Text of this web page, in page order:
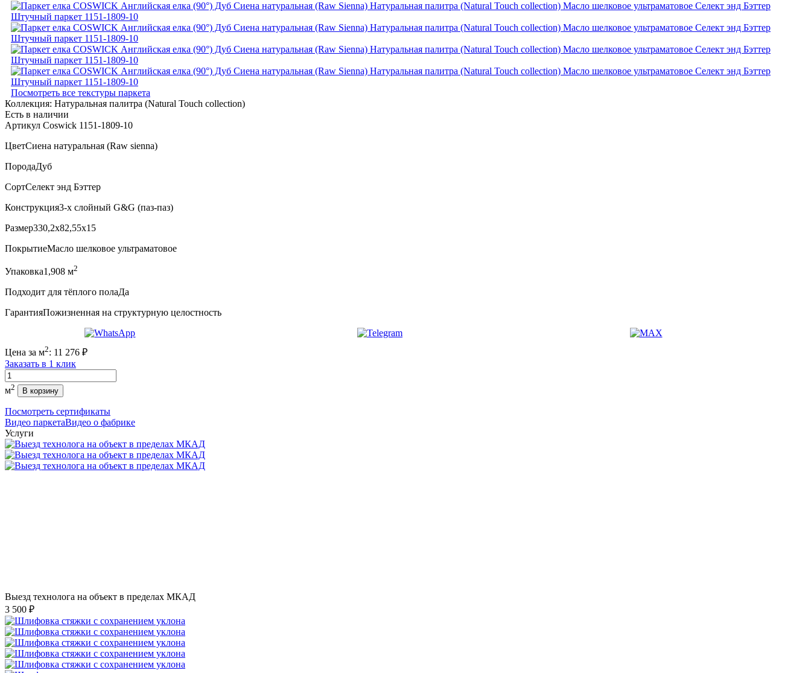
Посмотреть все текстуры паркета
Коллекция: Натуральная палитра (Natural Touch collection)
Есть в наличии
Артикул Coswick 1151-1809-10
ЦветСиена натуральная (Raw sienna)
ПородаДуб
СортСелект энд Бэттер
Конструкция3-х слойный G&G (паз-паз)
Размер330,2x82,55x15
ПокрытиеМасло шелковое ультраматовое
Упаковка1,908 м2
Подходит для тёплого полаДа
ГарантияПожизненная на структурную целостность
Цена за м2: 11 276 ₽
Заказать в 1 клик
Количество
м2 В корзину
Посмотреть сертификаты
Видео паркетаВидео о фабрике
Услуги
Выезд технолога на объект в пределах МКАД
3 500 ₽